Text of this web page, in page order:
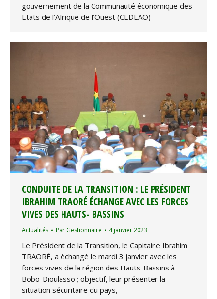
gouvernement de la Communauté économique des
Etats de l’Afrique de l’Ouest (CEDEAO)
CONDUITE DE LA TRANSITION : LE PRÉSIDENT
IBRAHIM TRAORÉ ÉCHANGE AVEC LES FORCES
VIVES DES HAUTS- BASSINS
Actualités Par Gestionnaire 4 janvier 2023
Le Président de la Transition, le Capitaine Ibrahim
TRAORÉ, a échangé le mardi 3 janvier avec les
forces vives de la région des Hauts-Bassins à
Bobo-Dioulasso ; objectif, leur présenter la
situation sécuritaire du pays,